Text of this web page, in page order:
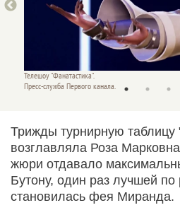
Телешоу "Фанатастика".
Пресс-служба Первого канала.
Трижды турнирную таблицу
возглавляла Роза
жюри отдавало
Бутону, один раз лучшей по
становилась фея Миранда.